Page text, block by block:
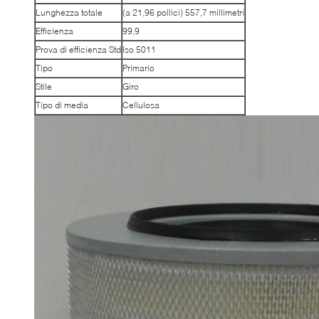
Lunghezza totale
(a 21,96 pollici) 557,7 millimetri
Efficienza
99,9
Prova di efficienza Std Iso 5011
Tipo
Primario
Stile
Giro
Tipo di media
Cellulosa